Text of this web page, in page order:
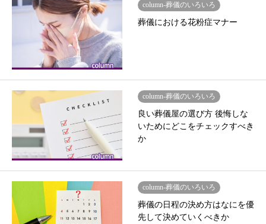
column-葬儀のいろいろ
葬儀における花粉症マナー
column-葬儀のいろいろ
良い葬儀屋の選び方 後悔しな
いためにどこをチェックすべき
か
column-葬儀のいろいろ
葬儀の日程の決め方はなにを優
先して決めていくべきか